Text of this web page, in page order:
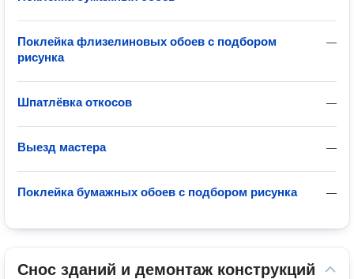
—
Поклейка флизелиновых обоев с подбором
рисунка
—
Шпатлёвка откосов
—
Выезд мастера
—
Поклейка бумажных обоев с подбором рисунка
Снос зданий и демонтаж конструкций